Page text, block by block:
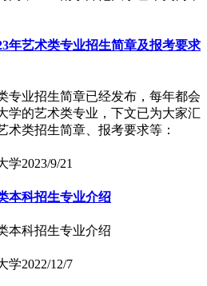
年艺术类专业招生简章及报考要求
专业招生简章已经发布，每年都会
学的艺术类专业，下文已为大家汇
术类招生简章、报考要求等：
学2023/9/21
本科招生专业介绍
本科招生专业介绍
学2022/12/7